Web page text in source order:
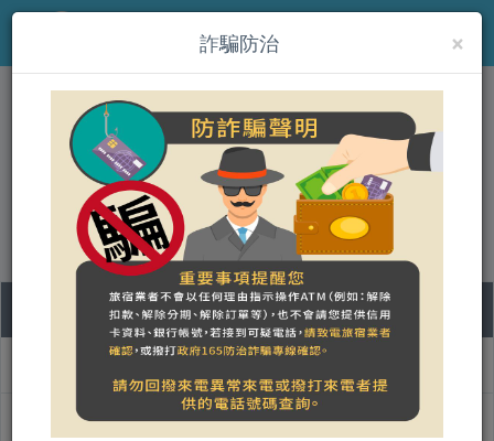
MENU
(zh_cn)台南小房子貳館 La
Maisonnette Tainan No 2
线上订房
(zh_cn)二樓浴缸房2F
09
日
10
一
二
×
詐騙防治